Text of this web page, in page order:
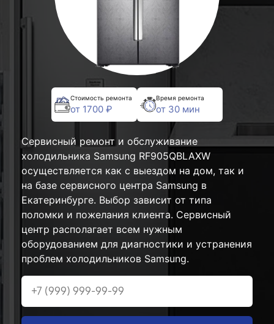
Стоимость ремонта
от 1700 ₽
Время ремонта
от 30 мин
Сервисный ремонт и обслуживание
холодильника Samsung RF905QBLAXW
осуществляется как с выездом на дом, так и
на базе сервисного центра Samsung в
Екатеринбурге. Выбор зависит от типа
поломки и пожелания клиента. Сервисный
центр располагает всем нужным
оборудованием для диагностики и устранения
проблем холодильников Samsung.